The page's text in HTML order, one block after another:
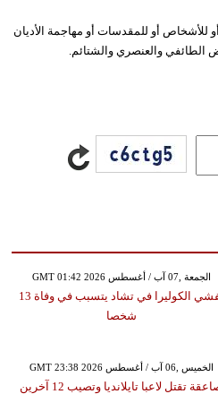
للأشخاص أو للمقدسات أو مهاجمة الأديان
الطائفي والعنصري والشتائم.
GMT 01:42 2026 الجمعة ,07 آب / أغسطس
تفشي الكوليرا في تشاد يتسبب في وفاة 13
شخصا
GMT 23:38 2026 الخميس ,06 آب / أغسطس
صاعقة تقتل لاعبا تايلانديا وتصيب 12 آخرين